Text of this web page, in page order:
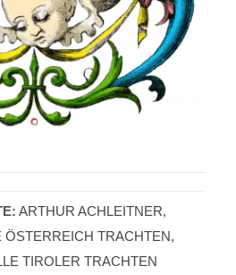
ARTHUR ACHLEITNER,
ÖSTERREICH TRACHTEN,
TIROLER TRACHTEN